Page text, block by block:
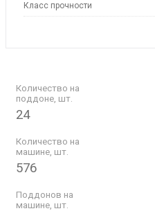
Класс прочности
Количество на
поддоне, шт.
24
Количество на
машине, шт.
576
Поддонов на
машине, шт.